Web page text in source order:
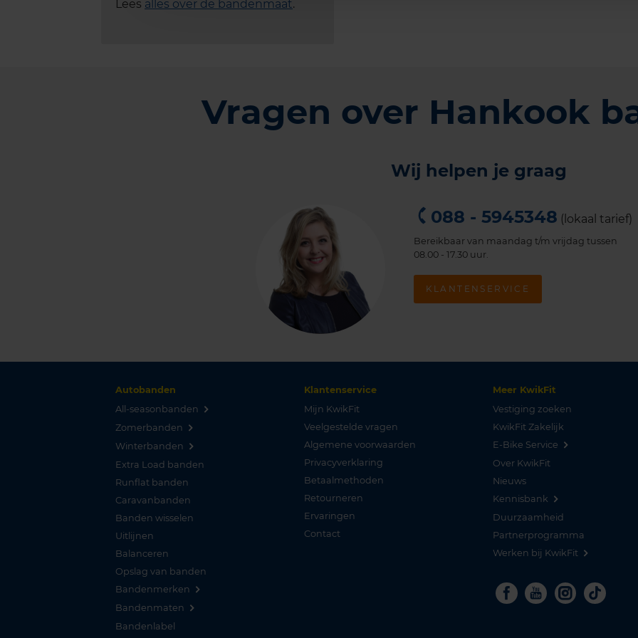
Lees alles over de bandenmaat.
Vragen over Hankook
Wij helpen je graag
088 - 5945348 (lokaal tarief)
Bereikbaar van maandag t/m vrijdag tussen
08.00 - 17.30 uur.
KLANTENSERVICE
Autobanden
All-seasonbanden
Zomerbanden
Winterbanden
Extra Load banden
Runflat banden
Caravanbanden
Banden wisselen
Uitlijnen
Balanceren
Opslag van banden
Bandenmerken
Bandenmaten
Bandenlabel
Klantenservice
Mijn KwikFit
Veelgestelde vragen
Algemene voorwaarden
Privacyverklaring
Betaalmethoden
Retourneren
Ervaringen
Contact
Meer KwikFit
Vestiging zoeken
KwikFit Zakelijk
E-Bike Service
Over KwikFit
Nieuws
Kennisbank
Duurzaamheid
Partnerprogramma
Werken bij KwikFit
Facebook
YoutubeInstagram
Tiktok